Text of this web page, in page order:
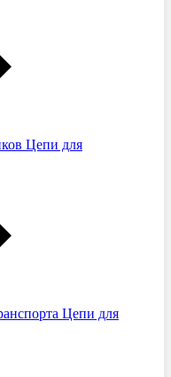
Цепи для
Цепи для